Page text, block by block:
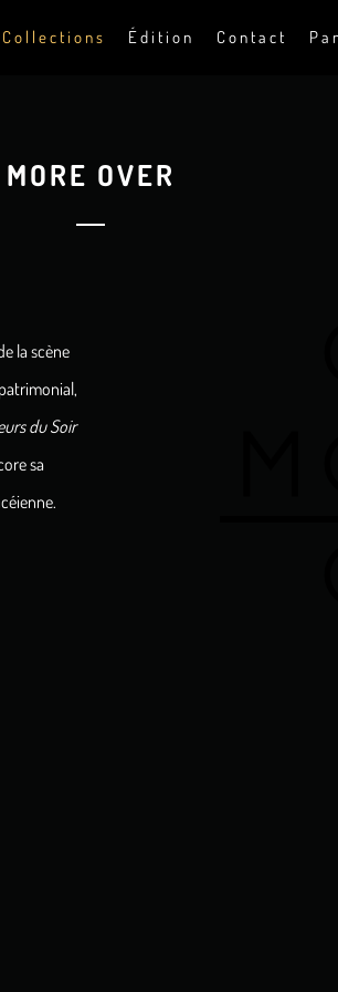
Collections Édition Contact
MORE OVER
la scène
du Soir
sa